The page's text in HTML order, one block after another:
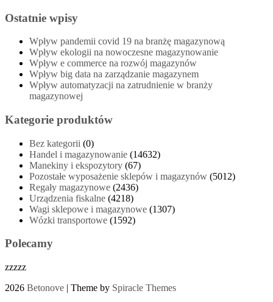
Ostatnie wpisy
Wpływ pandemii covid 19 na branżę magazynową
Wpływ ekologii na nowoczesne magazynowanie
Wpływ e commerce na rozwój magazynów
Wpływ big data na zarządzanie magazynem
Wpływ automatyzacji na zatrudnienie w branży
magazynowej
Kategorie produktów
Bez kategorii (0)
Handel i magazynowanie (14632)
Manekiny i ekspozytory (67)
Pozostałe wyposażenie sklepów i magazynów (5012)
Regały magazynowe (2436)
Urządzenia fiskalne (4218)
Wagi sklepowe i magazynowe (1307)
Wózki transportowe (1592)
Polecamy
zzzzz
2026 Betonove | Theme by Spiracle Themes